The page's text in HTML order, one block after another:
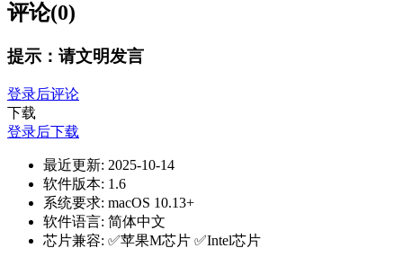
评论(0)
提示：请文明发言
登录后评论
下载
登录后下载
最近更新: 2025-10-14
软件版本: 1.6
系统要求: macOS 10.13+
软件语言: 简体中文
芯片兼容: ✅苹果M芯片 ✅Intel芯片